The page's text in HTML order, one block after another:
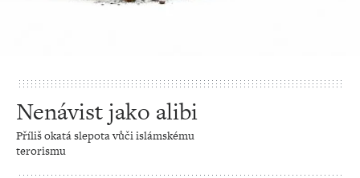
Nenávist jako alibi
Příliš okatá slepota vůči islámskému
terorismu